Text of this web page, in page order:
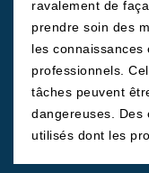
ravalement de
prendre soin des
les
professionnels.
tâches peuvent
dangereuses. Des
utilisés dont les